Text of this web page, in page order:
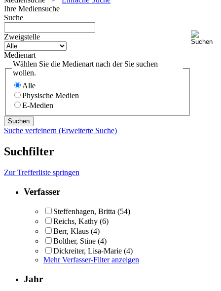
Ihre Mediensuche
Suche
Zweigstelle
Medienart
Wählen Sie die Medienart nach der Sie suchen
wollen.
Alle
Physische Medien
E-Medien
Suche verfeinern (Erweiterte Suche)
Suchfilter
Zur Trefferliste springen
Verfasser
Steffenhagen, Britta (54)
Reichs, Kathy (6)
Berr, Klaus (4)
Bolther, Stine (4)
Dickreiter, Lisa-Marie (4)
Mehr Verfasser-Filter anzeigen
Jahr